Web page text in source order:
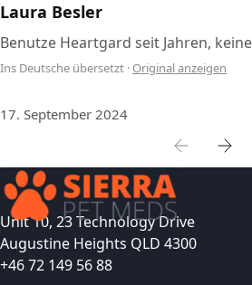
Laura Besler
Benutze Heartgard seit Jahren,
Ins Deutsche übersetzt · Original anzeigen
17. September 2024
Unit 10, 23 Technology Drive
Augustine Heights QLD 4300
+46 72 149 56 88